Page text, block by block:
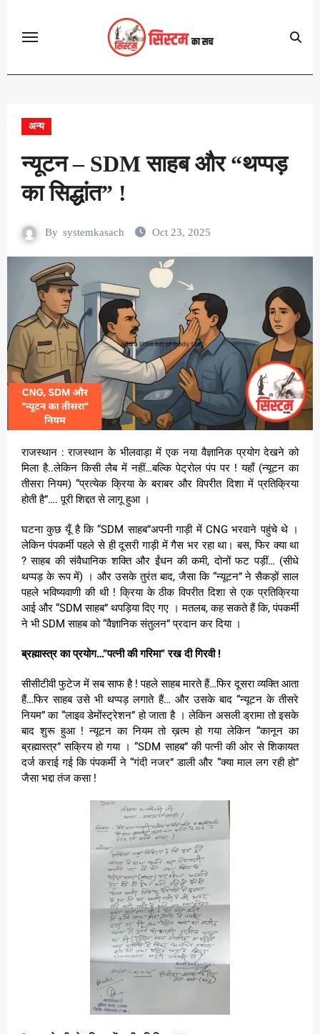
अन्य
न्यूटन – SDM साहब और “थप्पड़
का सिद्धांत” !
By systemkasach Oct 23, 2025
राजस्थान : राजस्थान के भीलवाड़ा में एक नया वैज्ञानिक प्रयोग देखने को
मिला है..लेकिन किसी लैब में नहीं…बल्कि पेट्रोल पंप पर ! यहाँ (न्यूटन का
तीसरा नियम) “प्रत्येक क्रिया के बराबर और विपरीत दिशा में प्रतिक्रिया
होती है”…. पूरी शिद्दत से लागू हुआ ।
घटना कुछ यूँ है कि “SDM साहब”अपनी गाड़ी में CNG भरवाने पहुंचे थे ।
लेकिन पंपकर्मी पहले से ही दूसरी गाड़ी में गैस भर रहा था। बस, फिर क्या था
? साहब की संवैधानिक शक्ति और ईंधन की कमी, दोनों फट पड़ीं… (सीधे
थप्पड़ के रूप में) । और उसके तुरंत बाद, जैसा कि “न्यूटन” ने सैकड़ों साल
पहले भविष्यवाणी की थी ! क्रिया के ठीक विपरीत दिशा से एक प्रतिक्रिया
आई और “SDM साहब” थपड़िया दिए गए । मतलब, कह सकते हैं कि, पंपकर्मी
ने भी SDM साहब को “वैज्ञानिक संतुलन” प्रदान कर दिया ।
ब्रह्मास्त्र का प्रयोग…”पत्नी की गरिमा” रख दी गिरवी !
सीसीटीवी फुटेज में सब साफ है ! पहले साहब मारते हैं…फिर दूसरा व्यक्ति आता
हैं…फिर साहब उसे भी थप्पड़ लगाते हैं… और उसके बाद “न्यूटन के तीसरे
नियम” का “लाइव डेमोंस्ट्रेशन” हो जाता है । लेकिन असली ड्रामा तो इसके
बाद शुरू हुआ ! न्यूटन का नियम तो ख़त्म हो गया लेकिन “कानून का
ब्रह्मास्त्र” सक्रिय हो गया । “SDM साहब” की पत्नी की ओर से शिकायत
दर्ज कराई गई कि पंपकर्मी ने “गंदी नजर” डाली और “क्या माल लग रही हो”
जैसा भद्दा तंज कसा !